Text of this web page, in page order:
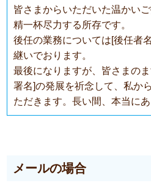
皆さまからいただいた温かい
精一杯尽力する所存です。
後任の業務については[後任者
継いでおります。
最後になりますが、皆さまの
署名]の発展を祈念して、私か
ただきます。長い間、本当に
メールの場合